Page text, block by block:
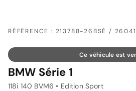
RÉFÉRENCE : 213788-26BSÉ /
Ce véhicule est
BMW Série 1
118i 140 BVM6 • Edition Sport